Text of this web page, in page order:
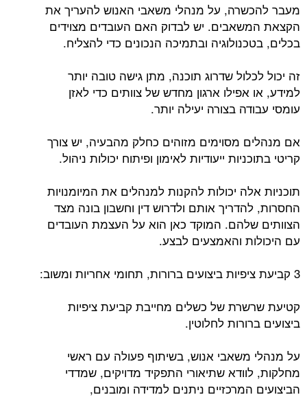
מעבר להכשרה, על מנהלי משאבי האנוש להעריך את
הקצאת המשאבים. יש לבדוק האם העובדים מצוידים
בכלים, בטכנולוגיה ובתמיכה הנכונים כדי להצליח.
זה יכול לכלול שדרוג תוכנה, מתן גישה טובה יותר
למידע, או אפילו ארגון מחדש של צוותים כדי לאזן
עומסי עבודה בצורה יעילה יותר.
אם מנהלים מסוימים מזוהים כחלק מהבעיה, יש צורך
קריטי בתוכניות ייעודיות לאימון ופיתוח יכולות ניהול.
תוכניות אלה יכולות להקנות למנהלים את המיומנויות
החסרות, להדריך אותם ולדרוש דין וחשבון בונה מצד
הצוותים שלהם. המוקד כאן הוא על העצמת העובדים
עם היכולות והאמצעים לבצע.
3 קביעת ציפיות ביצועים ברורות, תחומי אחריות ומשוב:
קטיעת שרשרת של כשלים מחייבת קביעת ציפיות
ביצועים ברורות לחלוטין.
על מנהלי משאבי אנוש, בשיתוף פעולה עם ראשי
מחלקות, לוודא שתיאורי התפקיד מדויקים, שמדדי
הביצועים המרכזיים ניתנים למדידה ומובנים,